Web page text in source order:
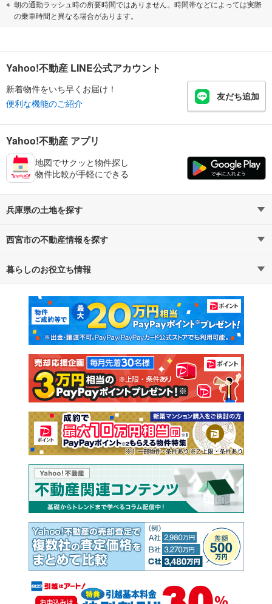
朝の通勤ラッシュ時の所要時間ではありません。時間帯などによっては実際
の乗車時間と異なる場合があります。
Yahoo!不動産 LINE公式アカウント
新着物件をいち早くお届け！
便利な機能のご紹介
友だち追加
Yahoo!不動産 アプリ
地図でサクッと物件探し
物件比較が手軽にできる
兵庫県の土地を探す
路線・駅から探す
通勤・通学時間から探す
西宮市の不動産情報を探す
不動産・住宅
新築マンション 中古マンション
新築一戸建て 中古一戸建て
注文住宅 土地
売却査定
暮らしのお役立ち情報
マンションカタログ 教えて！住まいの先生